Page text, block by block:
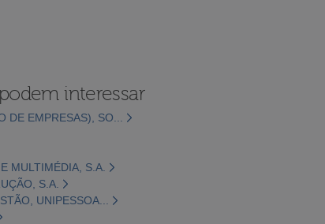
interessar
DE EMPRESAS), SO...
MULTIMÉDIA, S.A.
S.A.
UNIPESSOA...